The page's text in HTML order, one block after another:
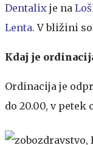
Dentalix je na
Lenta. V bližini
Kdaj je
Ordinacija je
do 20.00, v petek